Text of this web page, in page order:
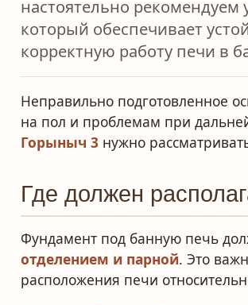
настоятельно рекомендуем
который обеспечивает
корректную работу печи в
Неправильно подготовленное
на пол и проблемам при
Горыныч 3 нужно
Где должен
Фундамент под банную печь
отделением и парной. Это
расположения печи